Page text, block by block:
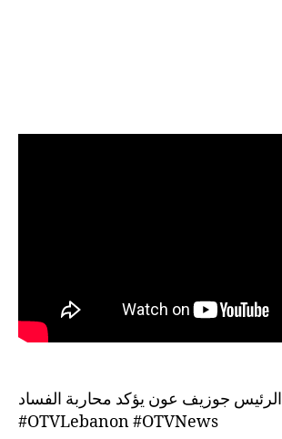
الرئيس جوزيف عون يؤكد محاربة الفساد
#OTVLebanon #OTVNews